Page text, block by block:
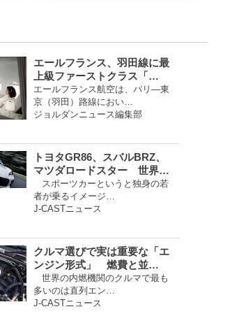
エールフランス、羽田線に最
上級ファーストクラス「…
エールフランス航空は、パリ―東
京（羽田）路線におい…
ジョルダンニュース編集部
トヨタGR86、スバルBRZ、
マツダロードスター 世界…
スポーツカーというと独身の若
者が乗るイメージ…
J-CASTニュース
クルマ選びで実は重要な「エ
ンジン形式」 燃費と並…
世界の内燃機関のクルマで最も
多いのは直列エン…
J-CASTニュース